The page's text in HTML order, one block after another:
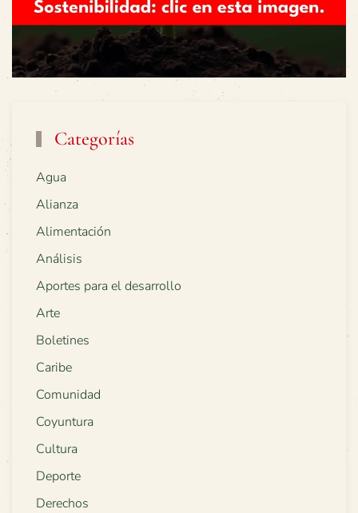
Categorías
Agua
Alianza
Alimentación
Análisis
Aportes para el desarrollo
Arte
Boletines
Caribe
Comunidad
Coyuntura
Cultura
Deporte
Derechos